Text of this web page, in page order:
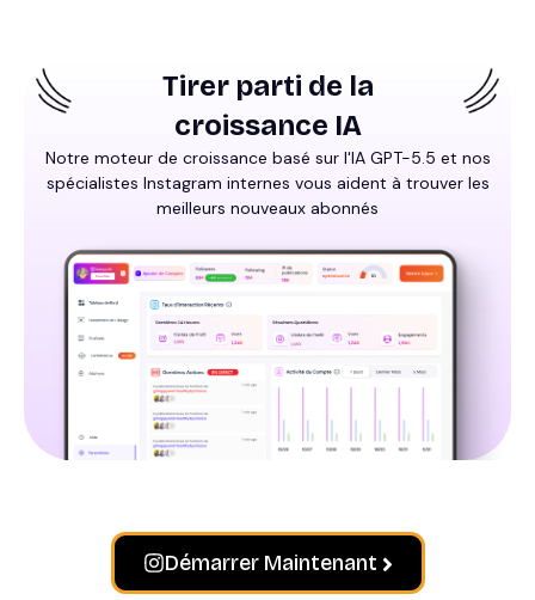
Tirer parti de la
croissance IA
Notre moteur de croissance basé sur l'IA GPT-5.5 et nos
spécialistes Instagram internes vous aident à trouver les
meilleurs nouveaux abonnés
Démarrer Maintenant